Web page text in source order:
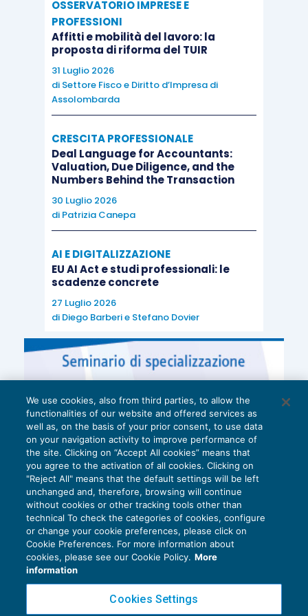
10.000).
Dopo la presentazione della dichiarazione il 16
compensare con ravvedimento il debito di marzo
di € 10.000.
A seguito della compensazione va presentata
dichiarazione integrativache chiude come
segue:
ravveduti a marzo 2017);
VX5(credito a riporto/compensazione) =
€ 25.000 (di cui € 10.000 già utilizzati),
pari al credito sorto a dicembre.
Nel caso in analisi è possibile presentare la
dichiarazione (tanto originaria quanto integrativa)
senza visto di conformità poiché il debito Iva da
compensare non supera la soglia; va da sé
tuttavia che in tal caso il credito Iva annuale
residuo (€ 15.000) potrà essere utilizzato in
compensazione orizzontalesolamente per altri
€ 5.000 mentre gli ulteriori € 10.000 solo
verticalmente per debiti Iva successivi.
Caso 3 – debito compensabile con obbligo visto
Versamenti periodici eseguiti regolarmente = €
OSSERVATORIO IMPRESE E
PROFESSIONI
Affitti e mobilità del lavoro: la
proposta di riforma del TUIR
31 Luglio 2026
di Settore Fisco e Diritto d’Impresa di
Assolombarda
CRESCITA PROFESSIONALE
Deal Language for Accountants:
Valuation, Due Diligence, and the
Numbers Behind the Transaction
30 Luglio 2026
di Patrizia Canepa
AI E DIGITALIZZAZIONE
EU AI Act e studi professionali: le
scadenze concrete
27 Luglio 2026
di Diego Barberie Stefano Dovier
Privacy Policy
Cookie Policy
We use cookies, also from third parties, to allow the
functionalities of our website and offered services as
well as, on the basis of your prior consent, to use data
on your navigation activity to improve performance of
the site. Clicking on “Accept All cookies” means that
you agree to the activation of all cookies. Clicking on
"Reject All" means that the default settings will be left
unchanged and, therefore, browsing will continue
without cookies or other tracking tools other than
technical To check the categories of cookies, configure
or change your cookie preferences, please click on
Cookie Preferences. For more information about
cookies, please see our Cookie Policy. More
information
Cookies Settings